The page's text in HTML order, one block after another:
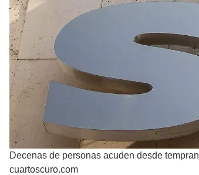
Decenas de personas acuden desde
cuartoscuro.com